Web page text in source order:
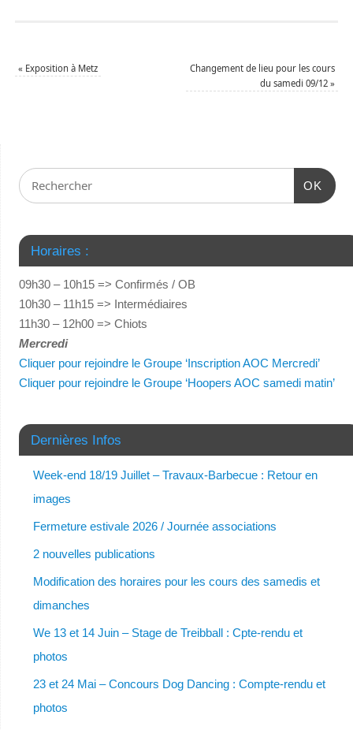
« Exposition à Metz
Changement de lieu pour les cours
du samedi 09/12»
OK
Horaires :
09h30 – 10h15 => Confirmés / OB
10h30 – 11h15 => Intermédiaires
11h30 – 12h00 => Chiots
Mercredi
Cliquer pour rejoindre le Groupe ‘Inscription AOC Mercredi’
Cliquer pour rejoindre le Groupe ‘Hoopers AOC samedi matin’
Dernières Infos
Week-end 18/19 Juillet – Travaux-Barbecue : Retour en
images
Fermeture estivale 2026 / Journée associations
2 nouvelles publications
Modification des horaires pour les cours des samedis et
dimanches
We 13 et 14 Juin – Stage de Treibball : Cpte-rendu et
photos
23 et 24 Mai – Concours Dog Dancing : Compte-rendu et
photos